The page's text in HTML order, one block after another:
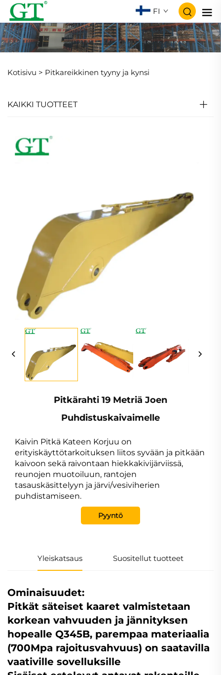
FI
Kotisivu > Pitkareikkinen tyyny ja kynsi
KAIKKI TUOTTEET
Pitkärahti 19 Metriä Joen
Puhdistuskaivaimelle
Kaivin Pitkä Kateen Korjuu on
erityiskäyttötarkoituksen liitos syvään ja pitkään
kaivoon sekä raivontaan hiekkakivijärviissä,
reunojen muotoiluun, rantojen
tasauskäsittelyyn ja järvi/vesiviherien
puhdistamiseen.
Pyyntö
Yleiskatsaus Suositellut tuotteet
Ominaisuudet:
Pitkät säteiset kaaret valmistetaan
korkean vahvuuden ja jännityksen
hopealle Q345B, parempaa materiaalia
(700Mpa rajoitusvahvuus) on saatavilla
vaativille sovelluksille